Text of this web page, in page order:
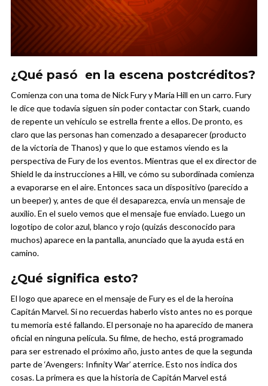
¿Qué pasó en la escena postcréditos?
Comienza con una toma de Nick Fury y Maria Hill en un carro. Fury
le dice que todavía siguen sin poder contactar con Stark, cuando
de repente un vehículo se estrella frente a ellos. De pronto, es
claro que las personas han comenzado a desaparecer (producto
de la victoria de Thanos) y que lo que estamos viendo es la
perspectiva de Fury de los eventos. Mientras que el ex director de
Shield le da instrucciones a Hill, ve cómo su subordinada comienza
a evaporarse en el aire. Entonces saca un dispositivo (parecido a
un beeper) y, antes de que él desaparezca, envía un mensaje de
auxilio.En el suelo vemos que el mensaje fue enviado. Luego un
logotipo de color azul, blanco y rojo (quizás desconocido para
muchos) aparece en la pantalla, anunciado que la ayuda está en
camino.
¿Qué significa esto?
El logo que aparece en el mensaje de Fury es el de la heroína
Capitán Marvel. Si no recuerdas haberlo visto antes no es porque
tu memoria esté fallando. El personaje no ha aparecido de manera
oficial en ninguna película. Su filme, de hecho, está programado
para ser estrenado el próximo año, justo antes de que la segunda
parte de ‘Avengers: Infinity War’ aterrice.Esto nos indica dos
cosas. La primera es que la historia de Capitán Marvel está